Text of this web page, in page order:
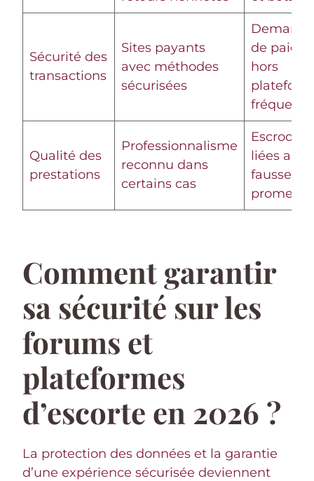
Sécurité des
transactions
Sites payants
avec méthodes
sécurisées
de
hors
Qualité des
prestations
Professionnalisme
reconnu dans
certains cas
liées aux
fausses
Comment garantir
sa sécurité sur les
forums et
plateformes
d’escorte en 2026 ?
La protection des données et la garantie
d’une expérience sécurisée deviennent